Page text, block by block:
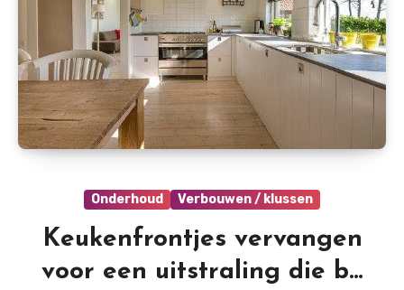
Onderhoud Verbouwen / klussen
Keukenfrontjes vervangen
voor een uitstraling die bij